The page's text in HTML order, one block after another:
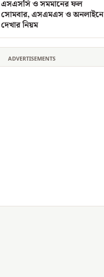
এসএসসি ও সমমানের ফল
সোমবার, এসএমএস ও অনলাইনে
দেখার নিয়ম
ADVERTISEMENTS